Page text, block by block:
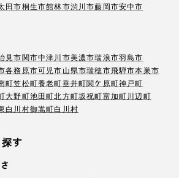
田市桐生市館林市渋川市藤岡市安中市
見市関市中津川市美濃市瑞浪市羽島市
各務原市可児市山県市瑞穂市飛騨市本巣市
町笠松町養老町垂井町関ケ原町神戸町
大野町池田町北方町坂祝町富加町川辺町
白川村御嵩町白川村
す